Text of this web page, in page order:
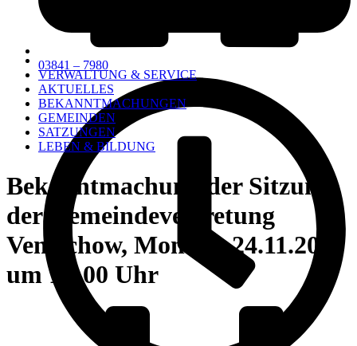
03841 – 7980
VERWALTUNG & SERVICE
AKTUELLES
BEKANNTMACHUNGEN
GEMEINDEN
SATZUNGEN
LEBEN & BILDUNG
Bekanntmachung der Sitzung
der Gemeindevertretung
Ventschow, Montag, 24.11.2025
um 19:00 Uhr